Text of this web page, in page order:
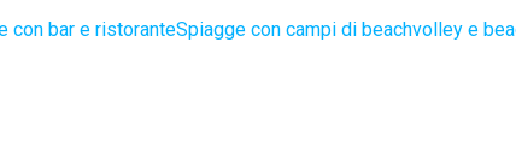
con bar e ristoranteSpiagge con campi di beachvolley e